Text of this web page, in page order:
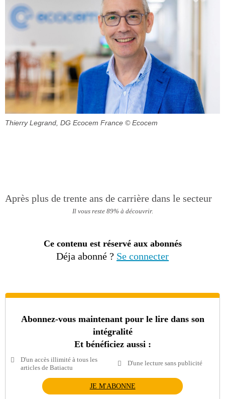
Thierry Legrand, DG Ecocem France © Ecocem
Après plus de trente ans de carrière dans le secteur
Il vous reste 89% à découvrir.
Ce contenu est réservé aux abonnés
Déja abonné ? Se connecter
Abonnez-vous maintenant pour le lire dans son
intégralité
Et bénéficiez aussi :
D'un accès illimité à tous les
articles de Batiactu
D'une lecture sans publicité
JE M'ABONNE